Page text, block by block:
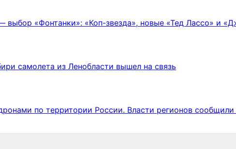
выбор «Фонтанки»: «Коп-звезда», новые «Тед Лассо» и
самолета из Ленобласти вышел на связь
по территории России. Власти регионов